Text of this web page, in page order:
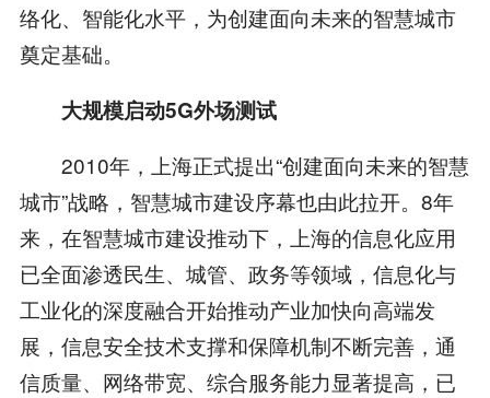
络化、智能化水平，为创建面向未来的智慧城市
奠定基础。
大规模启动5G外场测试
2010年，上海正式提出“创建面向未来的智慧
城市”战略，智慧城市建设序幕也由此拉开。8年
来，在智慧城市建设推动下，上海的信息化应用
已全面渗透民生、城管、政务等领域，信息化与
工业化的深度融合开始推动产业加快向高端发
展，信息安全技术支撑和保障机制不断完善，通
信质量、网络带宽、综合服务能力显著提高，已